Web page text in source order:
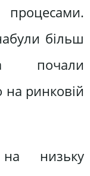
більш
почали
на ринковій
низьку